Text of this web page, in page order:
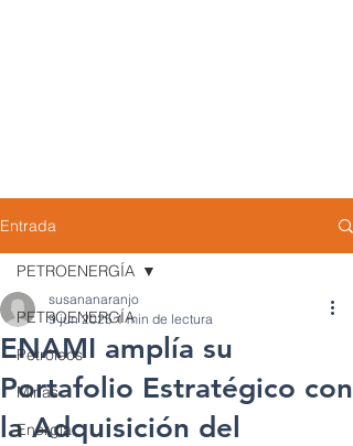
Entrada
PETROENERGÍA
Petróleos
Minas
Energía
PETROENERGÍA
ENAMI amplía su
Portafolio Estratégico con
la Adquisición del
susananaranjo
9 jun 2025 1 min de lectura